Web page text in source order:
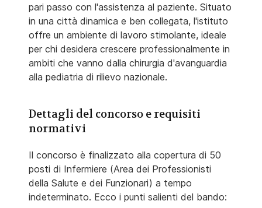
pari passo con l'assistenza al paziente. Situato
in una città dinamica e ben collegata, l'istituto
offre un ambiente di lavoro stimolante, ideale
per chi desidera crescere professionalmente in
ambiti che vanno dalla chirurgia d'avanguardia
alla pediatria di rilievo nazionale.
Dettagli del concorso e requisiti
normativi
Il concorso è finalizzato alla copertura di 50
posti di Infermiere (Area dei Professionisti
della Salute e dei Funzionari) a tempo
indeterminato. Ecco i punti salienti del bando: